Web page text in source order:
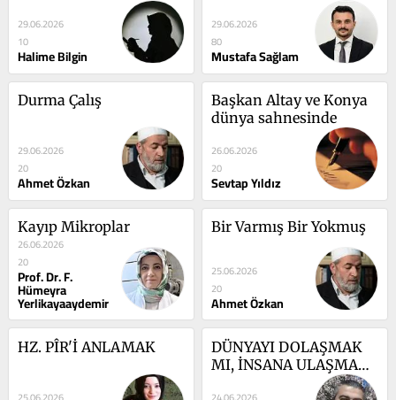
29.06.2026
10
Halime Bilgin
29.06.2026
80
Mustafa Sağlam
Durma Çalış
29.06.2026
20
Ahmet Özkan
Başkan Altay ve Konya
dünya sahnesinde
26.06.2026
20
Sevtap Yıldız
Kayıp Mikroplar
26.06.2026
20
Prof. Dr. F.
Hümeyra
Yerlikayaaydemir
Bir Varmış Bir Yokmuş
25.06.2026
20
Ahmet Özkan
HZ. PÎR'İ ANLAMAK
DÜNYAYI DOLAŞMAK
MI, İNSANA ULAŞMAK